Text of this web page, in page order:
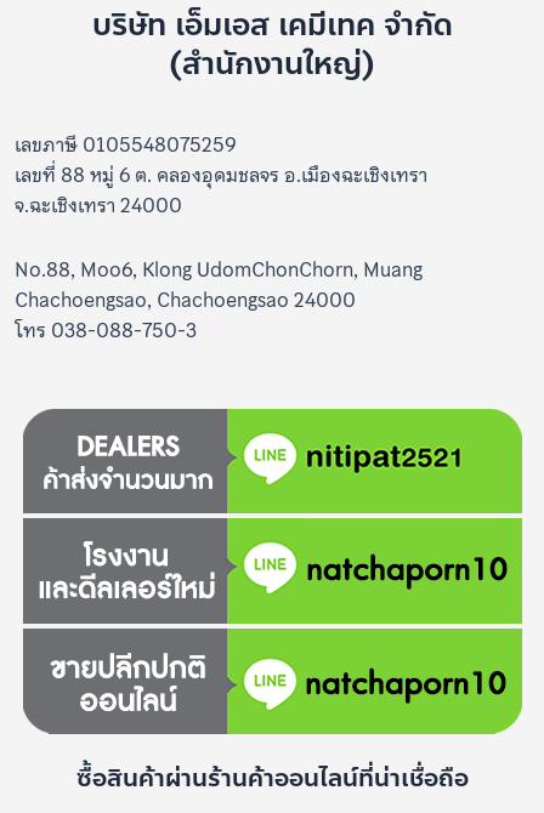
บริษัท เอ็มเอส เคมีเทค จำกัด
(สำนักงานใหญ่)
เลขภาษี 0105548075259
เลขที่ 88 หมู่ 6 ต. คลองอุดมชลจร อ.เมืองฉะเชิงเทรา
จ.ฉะเชิงเทรา 24000
No.88, Moo6, Klong UdomChonChorn, Muang
Chachoengsao, Chachoengsao 24000
โทร 038-088-750-3
ซื้อสินค้าผ่านร้านค้าออนไลน์ที่น่าเชื่อถือ